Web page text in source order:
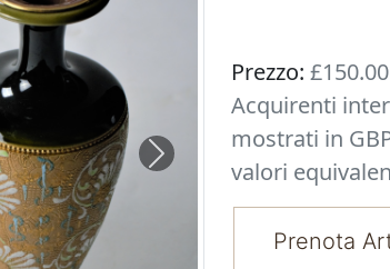
Next
Prezzo: £150.00
Acquirenti
mostrati in
valori
Prenota